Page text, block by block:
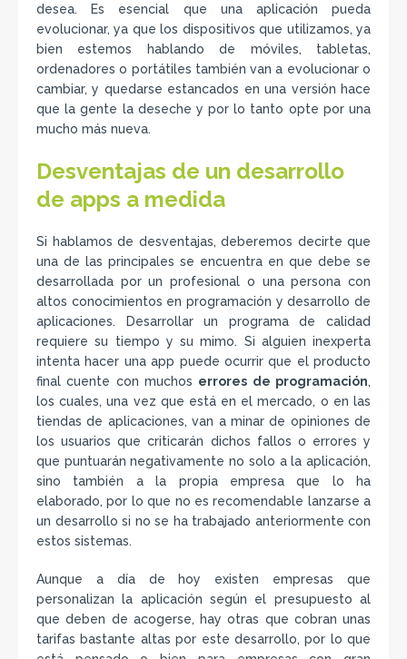
desea. Es esencial que una aplicación pueda
evolucionar, ya que los dispositivos que utilizamos, ya
bien estemos hablando de móviles, tabletas,
ordenadores o portátiles también van a evolucionar o
cambiar, y quedarse estancados en una versión hace
que la gente la deseche y por lo tanto opte por una
mucho más nueva.
Desventajas de un desarrollo
de apps a medida
Si hablamos de desventajas, deberemos decirte que
una de las principales se encuentra en que debe se
desarrollada por un profesional o una persona con
altos conocimientos en programación y desarrollo de
aplicaciones. Desarrollar un programa de calidad
requiere su tiempo y su mimo. Si alguien inexperta
intenta hacer una app puede ocurrir que el producto
final cuente con muchos errores de programación,
los cuales, una vez que está en el mercado, o en las
tiendas de aplicaciones, van a minar de opiniones de
los usuarios que criticarán dichos fallos o errores y
que puntuarán negativamente no solo a la aplicación,
sino también a la propia empresa que lo ha
elaborado, por lo que no es recomendable lanzarse a
un desarrollo si no se ha trabajado anteriormente con
estos sistemas.
Aunque a día de hoy existen empresas que
personalizan la aplicación según el presupuesto al
que deben de acogerse, hay otras que cobran unas
tarifas bastante altas por este desarrollo, por lo que